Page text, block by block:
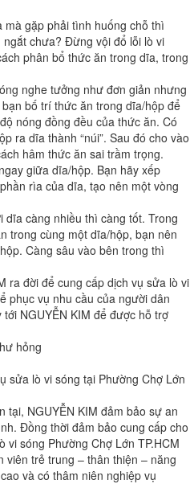
gặp phải tình huống chỗ thì
chưa? Đừng vội đổ lỗi lò vi
phân bổ thức ăn trong dĩa, trong
nghe tưởng như đơn giản nhưng
bố trí thức ăn trong dĩa/hộp để
nóng đồng đều của thức ăn. Có
ra dĩa thành “núi”. Sau đó cho vào
hâm thức ăn sai trầm trọng.
giữa dĩa/hộp. Bạn hãy xếp
rìa của dĩa, tạo nên một vòng
càng nhiều thì càng tốt. Trong
trong cùng một dĩa/hộp, bạn nên
Càng sâu vào bên trong thì
ra đời để cung cấp dịch vụ sửa lò vi
phục vụ nhu cầu của người dân
NGUYỄN KIM để được hỗ trợ
hỏng
sửa lò vi sóng tại Phường Chợ Lớn
tại, NGUYỄN KIM đảm bảo sự an
Đồng thời đảm bảo cung cấp cho
vi sóng Phường Chợ Lớn TP.HCM
viên trẻ trung – thân thiện – năng
và có thâm niên nghiệp vụ